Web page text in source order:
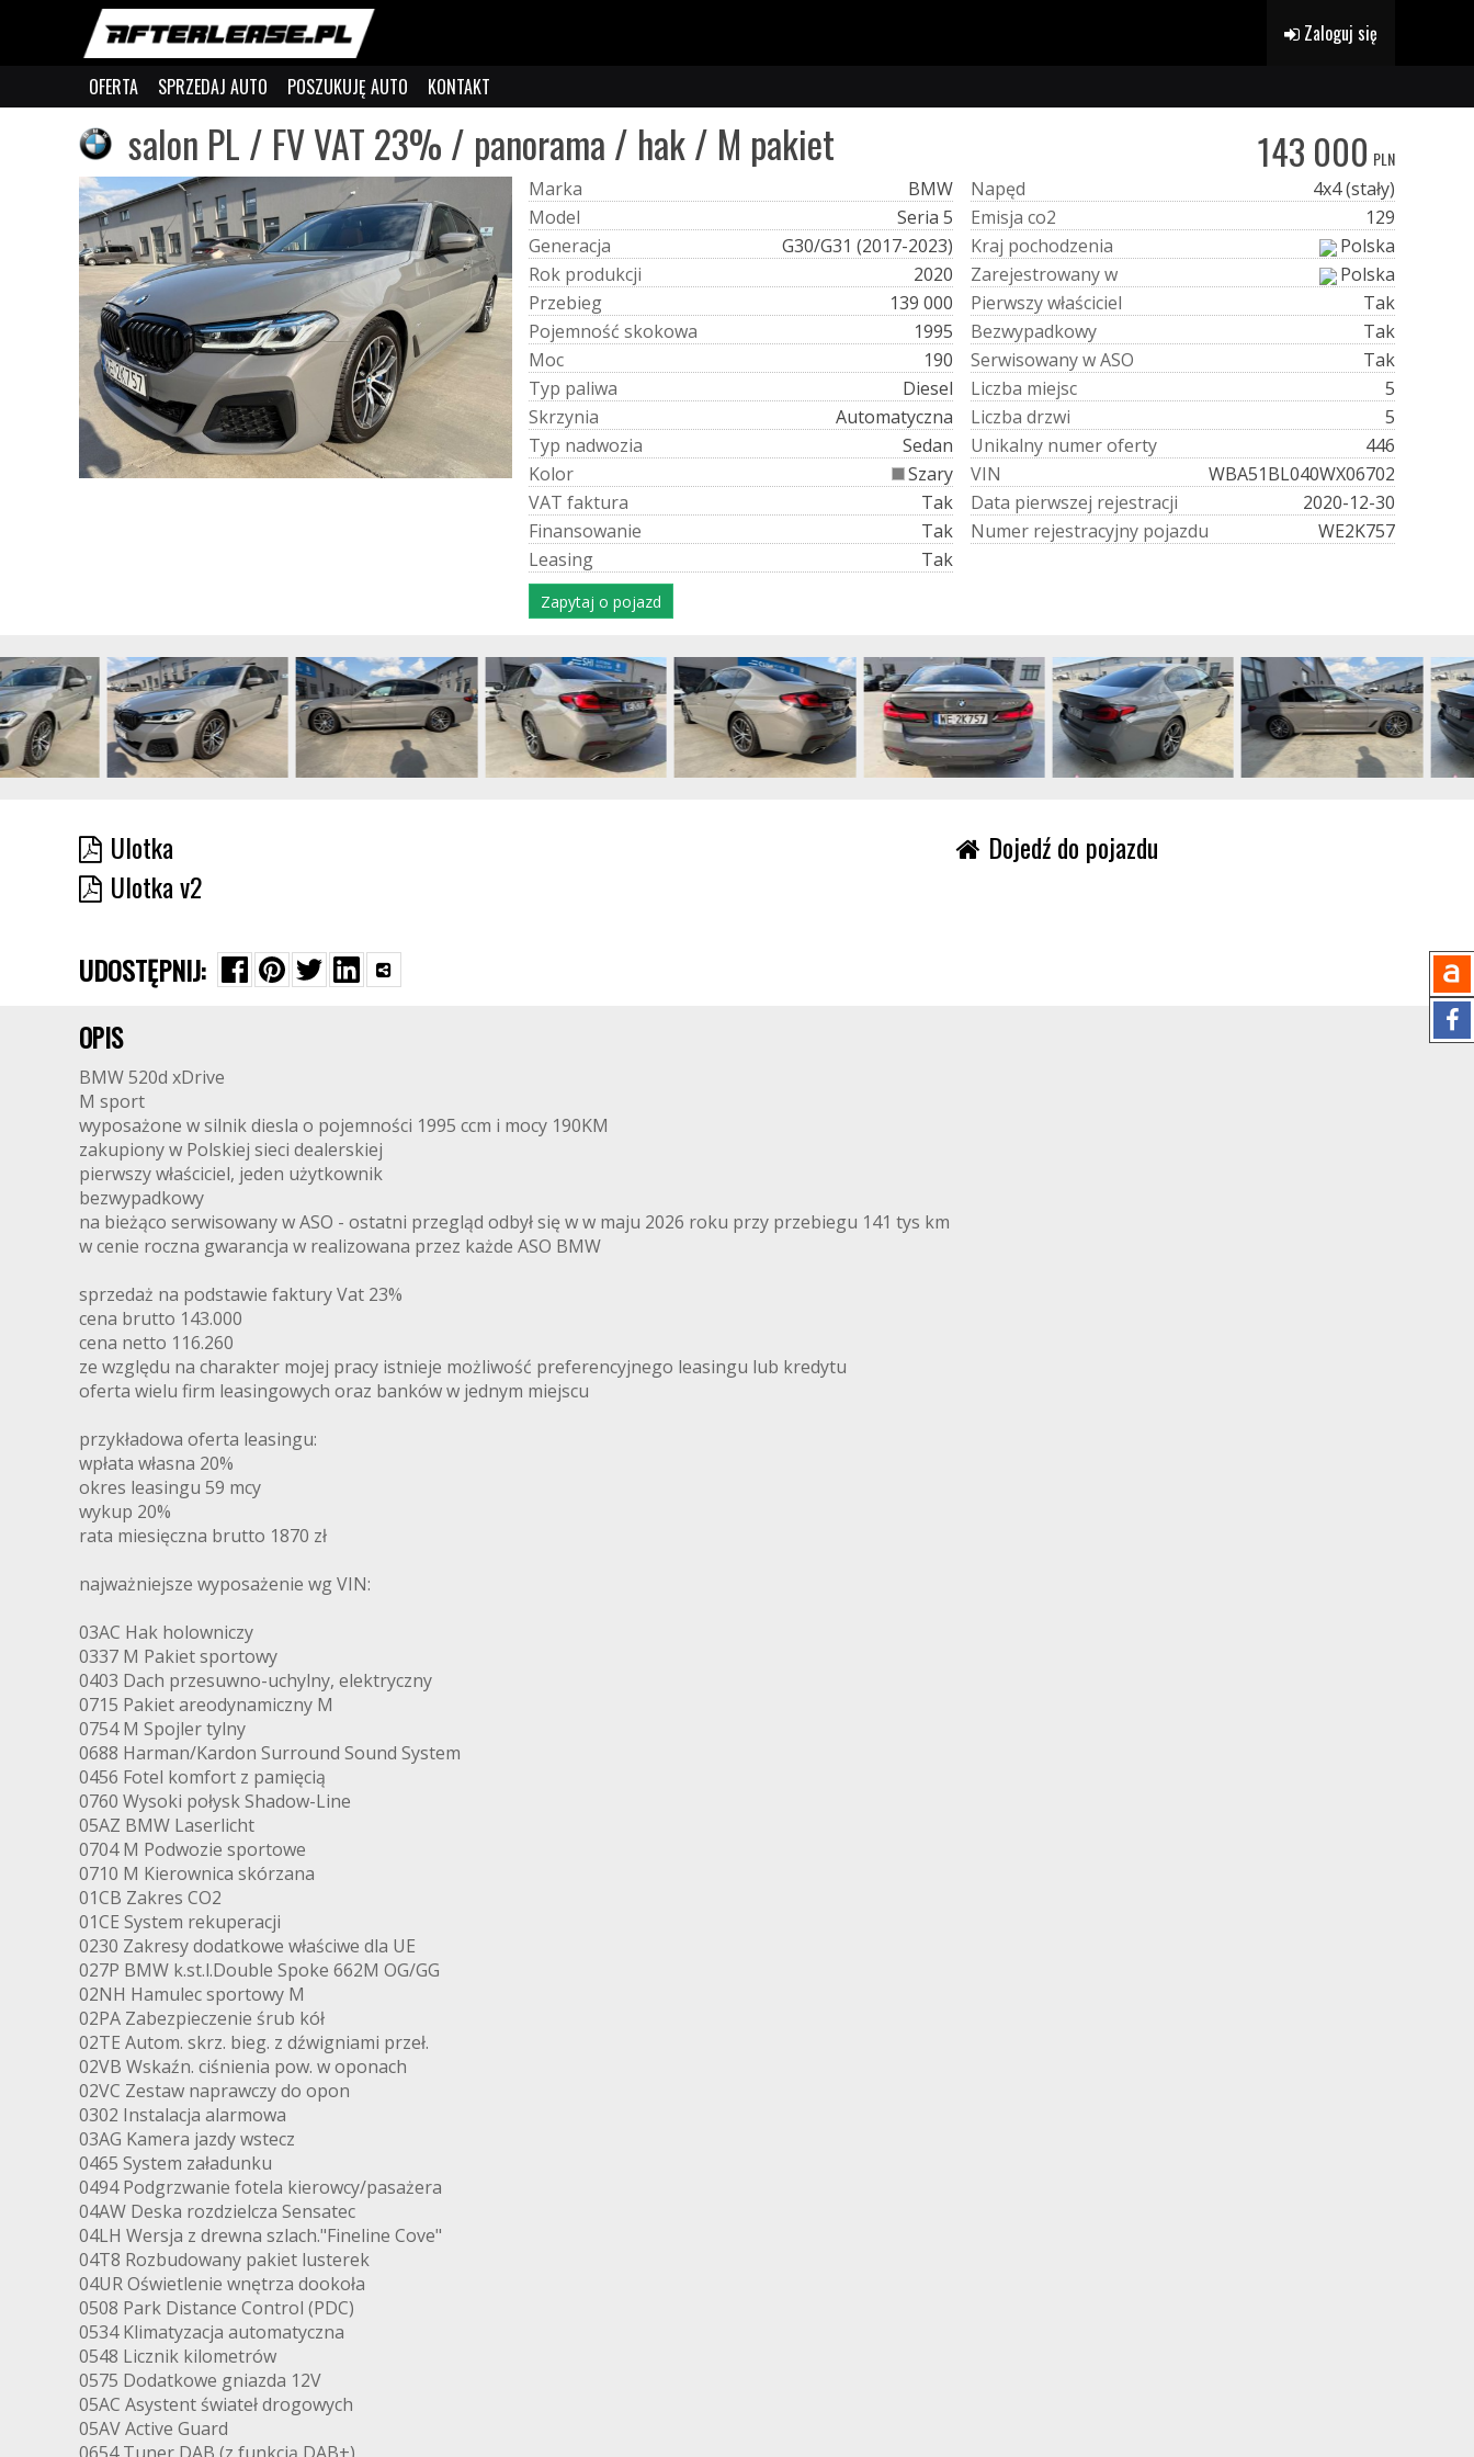
Zaloguj się
OFERTA SPRZEDAJ AUTO POSZUKUJĘ AUTO KONTAKT
salon PL / FV VAT 23% / panorama / hak / M pakiet 143 000 PLN
Marka
BMW
Model
Seria 5
Generacja
G30/G31 (2017-2023)
Rok produkcji
2020
Przebieg
139 000
Pojemność skokowa
1995
Moc
190
Typ paliwa
Diesel
Skrzynia
Automatyczna
Typ nadwozia
Sedan
Kolor
Szary
VAT faktura
Tak
Finansowanie
Tak
Leasing Tak
Napęd
4x4 (stały)
Emisja co2
129
Kraj pochodzenia
Polska
Zarejestrowanyw
Polska
Pierwszywłaściciel
Tak
Bezwypadkowy
Tak
SerwisowanywASO
Tak
Liczba miejsc
5
Liczba drzwi
5
Unikalny numeroferty
446
VIN
WBA51BL040WX06702
Data pierwszej rejestracji
2020-12-30
Numer rejestracyjny pojazdu WE2K757
Zapytaj o pojazd
Ulotka
Ulotka v2
Dojedź do pojazdu
UDOSTĘPNIJ:
OPIS
BMW 520d xDrive
M sport
wyposażone w silnik diesla o pojemności 1995 ccm i mocy 190KM
zakupiony w Polskiej sieci dealerskiej
pierwszy właściciel, jeden użytkownik
bezwypadkowy
na bieżąco serwisowany w ASO - ostatni przegląd odbył się w w maju 2026 roku przy przebiegu 141 tys km
w cenie roczna gwarancja w realizowana przez każde ASO BMW
sprzedaż na podstawie faktury Vat 23%
cena brutto 143.000
cena netto 116.260
ze względu na charakter mojej pracy istnieje możliwość preferencyjnego leasingu lub kredytu
oferta wielu firm leasingowych oraz banków w jednym miejscu
przykładowa oferta leasingu:
wpłata własna 20%
okres leasingu 59 mcy
wykup 20%
rata miesięczna brutto 1870 zł
najważniejsze wyposażenie wg VIN:
03AC Hak holowniczy
0337 M Pakiet sportowy
0403 Dach przesuwno-uchylny, elektryczny
0715 Pakiet areodynamiczny M
0754 M Spojler tylny
0688 Harman/Kardon Surround Sound System
0456 Fotel komfort z pamięcią
0760 Wysoki połysk Shadow-Line
05AZ BMW Laserlicht
0704 M Podwozie sportowe
0710 M Kierownica skórzana
01CB Zakres CO2
01CE System rekuperacji
0230 Zakresy dodatkowe właściwe dla UE
027P BMW k.st.l.Double Spoke 662M OG/GG
02NH Hamulec sportowy M
02PA Zabezpieczenie śrub kół
02TE Autom. skrz. bieg. z dźwigniami przeł.
02VB Wskaźn. ciśnienia pow. w oponach
02VC Zestaw naprawczy do opon
0302 Instalacja alarmowa
03AG Kamera jazdy wstecz
0465 System załadunku
0494 Podgrzwanie fotela kierowcy/pasażera
04AW Deska rozdzielcza Sensatec
04LH Wersja z drewna szlach."Fineline Cove"
04T8 Rozbudowany pakiet lusterek
04UR Oświetlenie wnętrza dookoła
0508 Park Distance Control (PDC)
0534 Klimatyzacja automatyczna
0548 Licznik kilometrów
0575 Dodatkowe gniazda 12V
05AC Asystent świateł drogowych
05AV Active Guard